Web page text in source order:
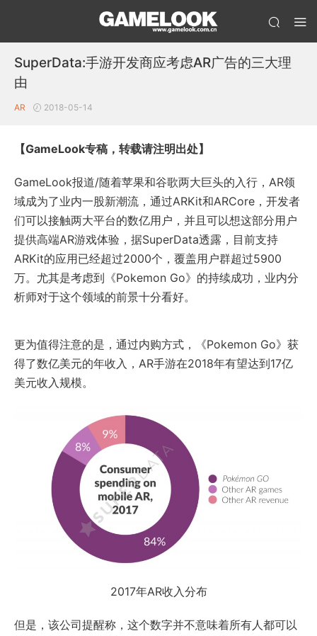
SuperData:手游开发商应考虑AR广告的三大理
由
AR 2018-05-14
【GameLook专稿，转载请注明出处】
GameLook报道/随着苹果和谷歌两大巨头的入行，AR领
域成为了业内一股新潮流，通过ARKit和ARCore，开发者
们可以接触两大平台的数亿用户，并且可以想这部分用户
提供高端AR游戏体验，据SuperData透露，目前支持
ARKit的应用已经超过2000个，覆盖用户群超过5900
万。尤其是考虑到《Pokemon Go》的持续成功，业内分
析师对于这个领域的前景十分看好。
更为值得注意的是，通过内购方式，《Pokemon Go》获
得了数亿美元的年收入，AR手游在2018年有望达到17亿
美元收入规模。
2017年AR收入分布
但是，该公司提醒称，这个数字并不意味着所有人都可以